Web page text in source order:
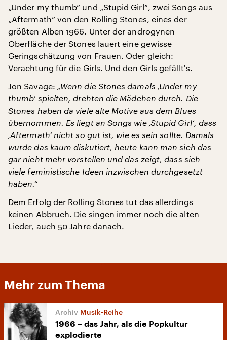
„Under my thumb“ und „Stupid Girl“, zwei Songs aus
„Aftermath“ von den Rolling Stones, eines der
größten Alben 1966. Unter der androgynen
Oberfläche der Stones lauert eine gewisse
Geringschätzung von Frauen. Oder gleich:
Verachtung für die Girls. Und den Girls gefällt's.
Jon Savage: „Wenn die Stones damals ‚Under my
thumb‘ spielten, drehten die Mädchen durch. Die
Stones haben da viele alte Motive aus dem Blues
übernommen. Es liegt an Songs wie ‚Stupid Girl‘, dass
‚Aftermath‘ nicht so gut ist, wie es sein sollte. Damals
wurde das kaum diskutiert, heute kann man sich das
gar nicht mehr vorstellen und das zeigt, dass sich
viele feministische Ideen inzwischen durchgesetzt
haben.“
Dem Erfolg der Rolling Stones tut das allerdings
keinen Abbruch. Die singen immer noch die alten
Lieder, auch 50 Jahre danach.
Mehr zum Thema
Musik-Reihe
1966 – das Jahr, als die Popkultur
explodierte